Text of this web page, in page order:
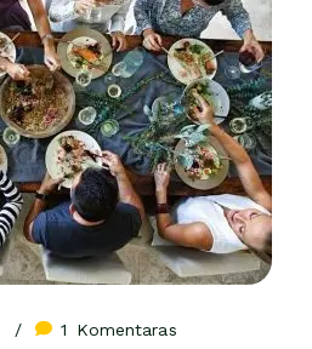
1
Komentaras